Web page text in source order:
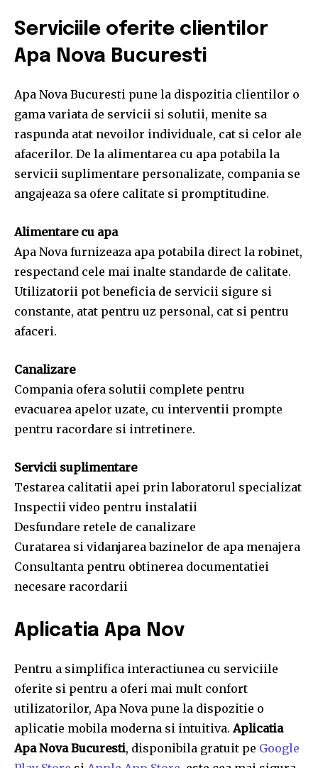
Serviciile oferite clientilor
Apa Nova Bucuresti
Apa Nova Bucuresti pune la dispozitia clientilor o
gama variata de servicii si solutii, menite sa
raspunda atat nevoilor individuale, cat si celor ale
afacerilor. De la alimentarea cu apa potabila la
servicii suplimentare personalizate, compania se
angajeaza sa ofere calitate si promptitudine.
Alimentare cu apa
Apa Nova furnizeaza apa potabila direct la robinet,
respectand cele mai inalte standarde de calitate.
Utilizatorii pot beneficia de servicii sigure si
constante, atat pentru uz personal, cat si pentru
afaceri.
Canalizare
Compania ofera solutii complete pentru
evacuarea apelor uzate, cu interventii prompte
pentru racordare si intretinere.
Servicii suplimentare
Testarea calitatii apei prin laboratorul specializat
Inspectii video pentru instalatii
Desfundare retele de canalizare
Curatarea si vidanjarea bazinelor de apa menajera
Consultanta pentru obtinerea documentatiei
necesare racordarii
Aplicatia Apa Nov
Pentru a simplifica interactiunea cu serviciile
oferite si pentru a oferi mai mult confort
utilizatorilor, Apa Nova pune la dispozitie o
aplicatie mobila moderna si intuitiva. Aplicatia
Apa Nova Bucuresti, disponibila gratuit pe Google